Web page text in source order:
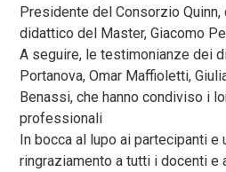
Presidente del Consorzio
didattico del Master, Giacomo
A seguire, le testimonianze dei
Portanova, Omar Maffioletti,
Benassi, che hanno condiviso i
professionali
In bocca al lupo ai partecipanti e
ringraziamento a tutti i docenti e